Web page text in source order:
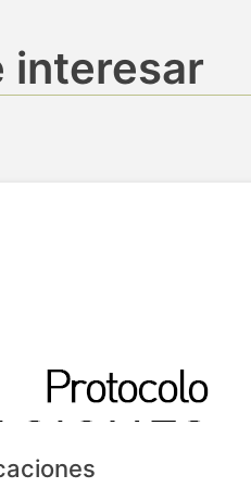
interesar